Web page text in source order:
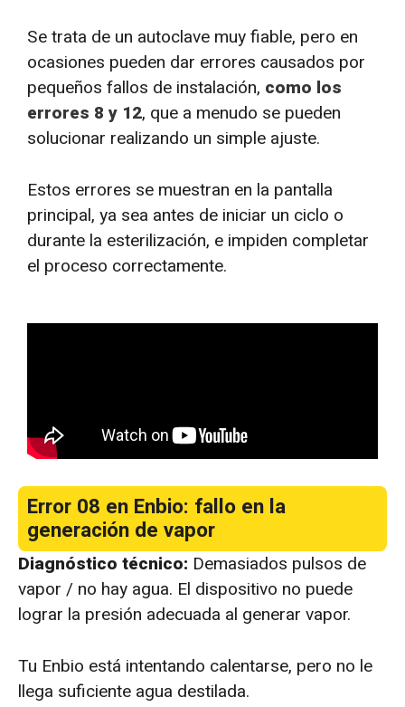
Se trata de un autoclave muy fiable, pero en
ocasiones pueden dar errores causados por
pequeños fallos de instalación, como los
errores 8 y 12, que a menudo se pueden
solucionar realizando un simple ajuste.
Estos errores se muestran en la pantalla
principal, ya sea antes de iniciar un ciclo o
durante la esterilización, e impiden completar
el proceso correctamente.
Error 08 en Enbio: fallo en la
generación de vapor
Diagnóstico técnico: Demasiados pulsos de
vapor / no hay agua. El dispositivo no puede
lograr la presión adecuada al generar vapor.
Tu Enbio está intentando calentarse, pero no le
llega suficiente agua destilada.